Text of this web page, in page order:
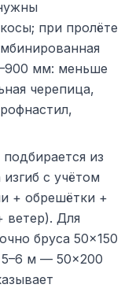
при пролёте
мм: меньше
черепица,
из
с учётом
+ обрешётки +
ветер). Для
бруса 50×150
м — 50×200